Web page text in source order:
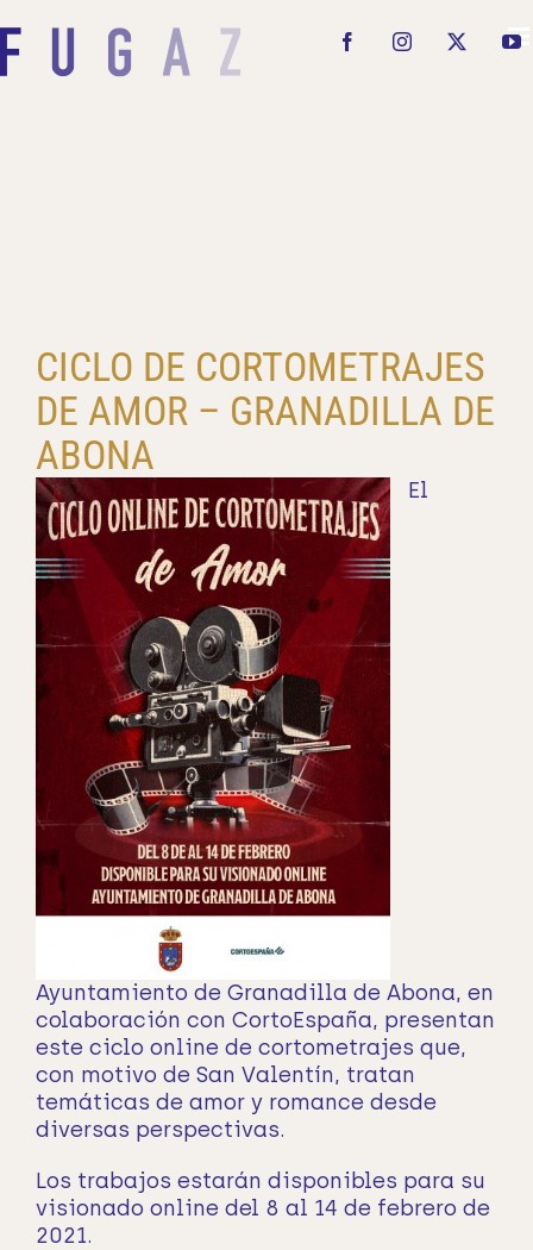
al
contenido
FacebookInstagram
CICLO DE CORTOMETRAJES
DE AMOR – GRANADILLA DE
ABONA
El
Ayuntamiento de Granadilla de Abona, en
colaboración con CortoEspaña, presentan
este ciclo online de cortometrajes que,
con motivo de San Valentín, tratan
temáticas de amor y romance desde
diversas perspectivas.
Los trabajos estarán disponibles para su
visionado online del 8 al 14 de febrero de
2021.